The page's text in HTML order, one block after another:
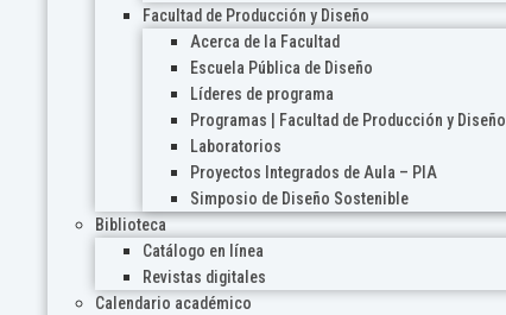
Facultad de Producción y Diseño
Acerca de la Facultad
Escuela Pública de Diseño
Líderes de programa
Programas | Facultad de Producción y Diseño
Laboratorios
Proyectos Integrados de Aula – PIA
Simposio de Diseño Sostenible
Biblioteca
Catálogo en línea
Revistas digitales
Calendario académico